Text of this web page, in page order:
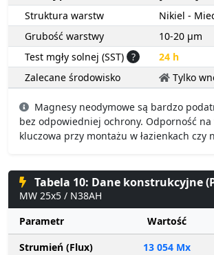
Struktura warstw
Nikiel -
Grubość warstwy
10-20 µm
Test mgły solnej (SST) ?
24 h
Zalecane środowisko
Tylko
Magnesy neodymowe są bardzo
bez odpowiedniej ochrony. Odporność
kluczowa przy montażu w łazienkach czy
Tabela 10: Dane konstrukcyjne
MW 25x5 / N38AH
Parametr
Wartość
Strumień (Flux)
13 054 Mx